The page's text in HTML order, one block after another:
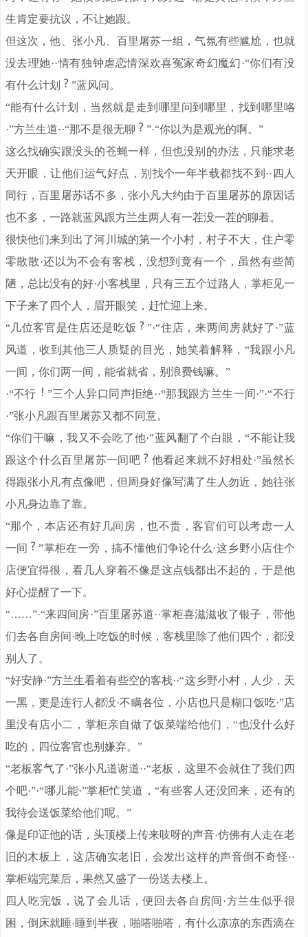
生肯定要抗议，不让她跟。
但这次，他、张小凡、百里屠苏一组，气氛有些尴尬，也就
没去理她··情有独钟虐恋情深欢喜冤家奇幻魔幻·“你们有没
有什么计划
”蓝风问。
“能有什么计划，当然就是走到哪里问到哪里，找到哪里咯
·”方兰生道··“那不是很无聊
”·“你以为是观光的啊。”
这么找确实跟没头的苍蝇一样，但也没别的办法，只能求老
天开眼，让他们运气好点，别找个一年半载都找不到··四人
同行，百里屠苏话不多，张小凡大约由于百里屠苏的原因话
也不多，一路就蓝风跟方兰生两人有一茬没一茬的聊着。
很快他们来到出了河川城的第一个小村，村子不大，住户零
零散散·还以为不会有客栈，没想到竟有一个，虽然有些简
陋，总比没有的好·小客栈里，只有三五个过路人，掌柜见一
下子来了四个人，眉开眼笑，赶忙迎上来。
“几位客官是住店还是吃饭
”·“住店，来两间房就好了·”蓝
风道，收到其他三人质疑的目光，她笑着解释，“我跟小凡
一间，你们两一间，能省就省，别浪费钱嘛。”
·“不行
”三个人异口同声拒绝··“那我跟方兰生一间·”·“不行
·”张小凡跟百里屠苏又都不同意。
“你们干嘛，我又不会吃了他·”蓝风翻了个白眼，“不能让我
跟这个什么百里屠苏一间吧
他看起来就不好相处·”虽然长
得跟张小凡有点像吧，但周身好像写满了生人勿近，她往张
小凡身边靠了靠。
“那个，本店还有好几间房，也不贵，客官们可以考虑一人
一间
”掌柜在一旁，搞不懂他们争论什么·这乡野小店住个
店便宜得很，看几人穿着不像是这点钱都出不起的，于是他
好心提醒了一下。
“……”·“来四间房·”百里屠苏道··掌柜喜滋滋收了银子，带他
们去各自房间·晚上吃饭的时候，客栈里除了他们四个，都没
别人了。
“好安静·”方兰生看着有些空的客栈··“这乡野小村，人少，天
一黑，更是连行人都没·不瞒各位，小店也只是糊口饭吃·”店
里没有店小二，掌柜亲自做了饭菜端给他们，“也没什么好
吃的，四位客官也别嫌弃。”
“老板客气了·”张小凡道谢道··“老板，这里不会就住了我们四
个吧·”·“哪儿能·”掌柜忙笑道，“有些客人还没回来，还有的
我待会送饭菜给他们呢。”
像是印证他的话，头顶楼上传来吱呀的声音·仿佛有人走在老
旧的木板上，这店确实老旧，会发出这样的声音倒不奇怪··
掌柜端完菜后，果然又盛了一份送去楼上。
四人吃完饭，说了会儿话，便回去各自房间·方兰生似乎很
困，倒床就睡·睡到半夜，啪嗒啪嗒，有什么凉凉的东西滴在